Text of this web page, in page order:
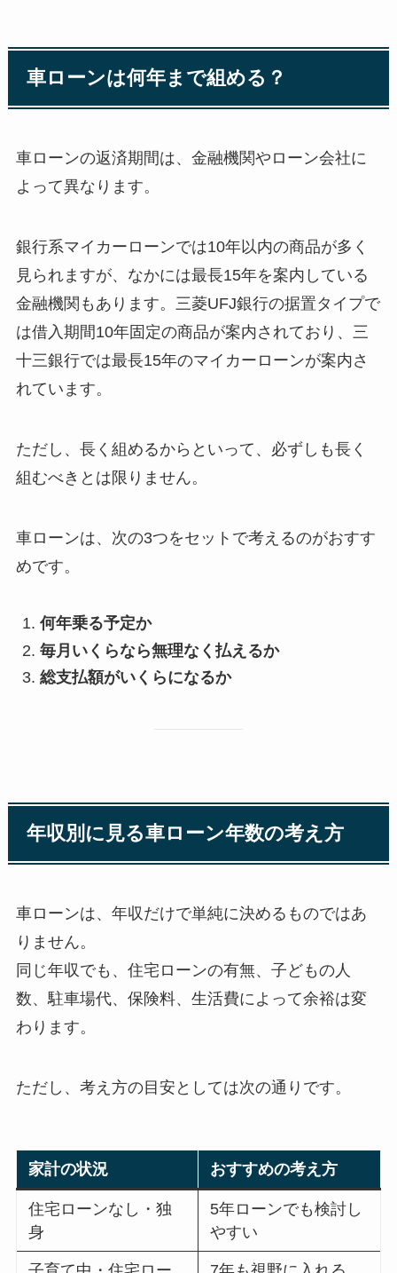
車ローンは何年まで組める？
車ローンの返済期間は、金融機関やローン会社に
よって異なります。
銀行系マイカーローンでは10年以内の商品が多く
見られますが、なかには最長15年を案内している
金融機関もあります。三菱UFJ銀行の据置タイプで
は借入期間10年固定の商品が案内されており、三
十三銀行では最長15年のマイカーローンが案内さ
れています。
ただし、長く組めるからといって、必ずしも長く
組むべきとは限りません。
車ローンは、次の3つをセットで考えるのがおすす
めです。
何年乗る予定か
毎月いくらなら無理なく払えるか
総支払額がいくらになるか
年収別に見る車ローン年数の考え方
車ローンは、年収だけで単純に決めるものではあ
りません。
同じ年収でも、住宅ローンの有無、子どもの人
数、駐車場代、保険料、生活費によって余裕は変
わります。
ただし、考え方の目安としては次の通りです。
家計の状況 おすすめの考え方
住宅ローンなし・独
身
5年ローンでも検討し
やすい